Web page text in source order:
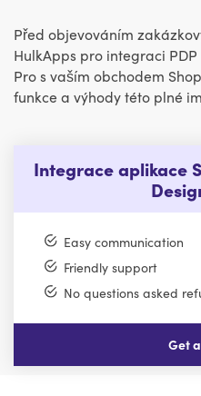
Před objevováním
HulkApps pro integraci
Pro s vaším obchodem
funkce a výhody této plné
Integrace aplikace
Easy communication
Friendly support
No questions asked
Get